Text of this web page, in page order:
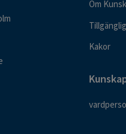
Om
Kakor